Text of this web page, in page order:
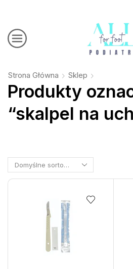
Strona Główna Sklep
Produkty
“skalpel na